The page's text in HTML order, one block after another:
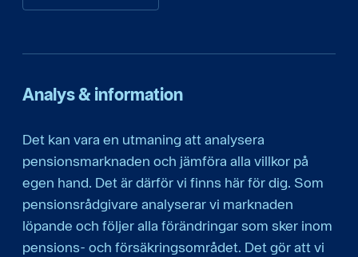
Analys & information
Det kan vara en utmaning att analysera
pensionsmarknaden och jämföra alla villkor på
egen hand. Det är därför vi finns här för dig. Som
pensionsrådgivare analyserar vi marknaden
löpande och följer alla förändringar som sker inom
pensions- och försäkringsområdet. Det gör att vi